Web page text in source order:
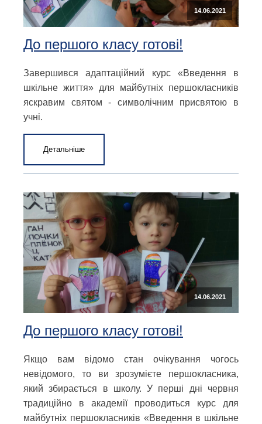
14.06.2021
До першого класу готові!
Завершився адаптаційний курс «Введення в
шкільне життя» для майбутніх першокласників
яскравим святом - символічним присвятою в
учні.
Детальніше
14.06.2021
До першого класу готові!
Якщо вам відомо стан очікування чогось
невідомого, то ви зрозумієте першокласника,
який збирається в школу. У перші дні червня
традиційно в академії проводиться курс для
майбутніх першокласників «Введення в шкільне